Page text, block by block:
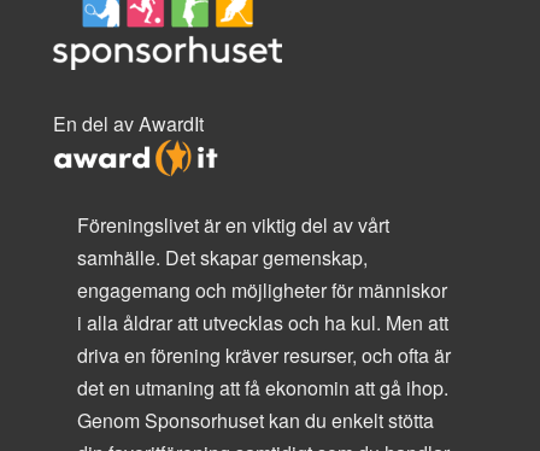
En del av AwardIt
Föreningslivet är en viktig del av vårt
samhälle. Det skapar gemenskap,
engagemang och möjligheter för människor
i alla åldrar att utvecklas och ha kul. Men att
driva en förening kräver resurser, och ofta är
det en utmaning att få ekonomin att gå ihop.
Genom Sponsorhuset kan du enkelt stötta